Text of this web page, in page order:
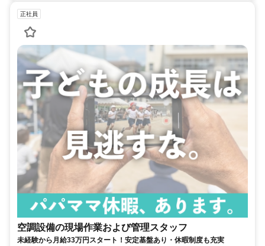
正社員
空調設備の現場作業および管理スタッフ
未経験から月給33万円スタート！安定基盤あり・休暇制度も充実